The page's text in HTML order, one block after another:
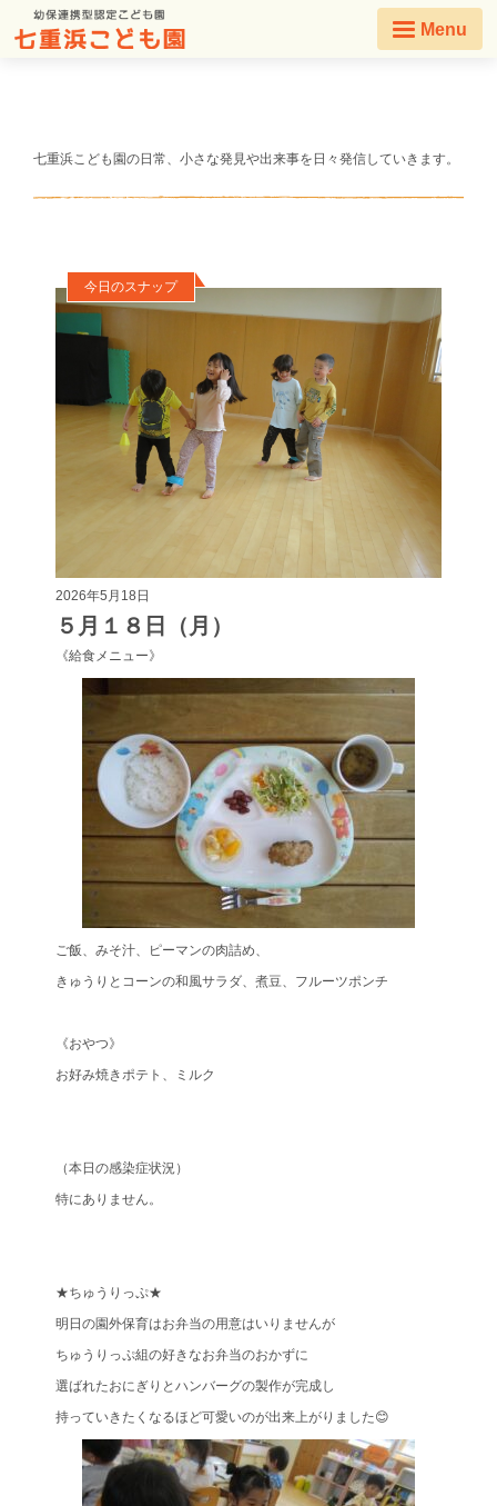
Menu
七重浜こども園の日常、小さな発見や出来事を日々発信していきます。
今日のスナップ
2026年5月18日
５月１８日（月）
《給食メニュー》
ご飯、みそ汁、ピーマンの肉詰め、
きゅうりとコーンの和風サラダ、煮豆、フルーツポンチ
《おやつ》
お好み焼きポテト、ミルク
（本日の感染症状況）
特にありません。
★ちゅうりっぷ★
明日の園外保育はお弁当の用意はいりませんが
ちゅうりっぷ組の好きなお弁当のおかずに
選ばれたおにぎりとハンバーグの製作が完成し
持っていきたくなるほど可愛いのが出来上がりました😊